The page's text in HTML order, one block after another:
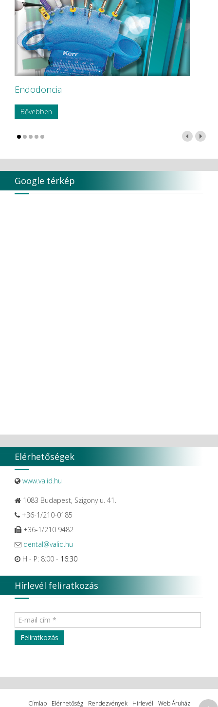
Endodoncia
Bővebben
Google térkép
Elérhetőségek
www.valid.hu
1083 Budapest, Szigony u. 41.
+36-1/210-0185
+36-1/210 9482
dental@valid.hu
H - P: 8:00 - 16:30
Hírlevél feliratkozás
Címlap Elérhetőség Rendezvények Hírlevél Web Áruház